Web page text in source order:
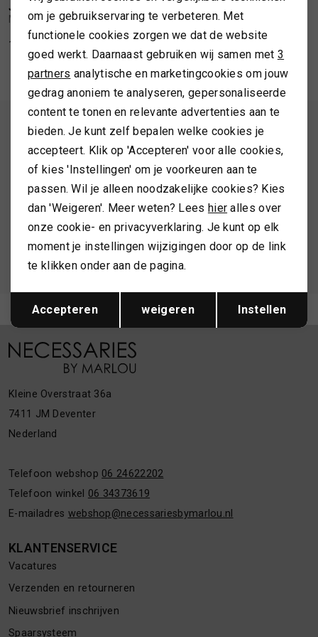
TASSEN
TOPS EN SHIRTS
TRUIEN
VESTEN
/2
JOHN HANLY
MERINO WOOL CASHMERE TROW (136x180)
169,99
1 /1
ALTIJD ALS EERSTE OP DE HOOGTE ZIJN?
Schrijf je in en ontvang 10% korting op je 1e bestelling
Hoe we met je data omgaan? Bekijk dit in onze
privacyverklaring.
Meld je aan voor de nieuwsbrief
Kleine Overstraat 36a
7411 JM Deventer
Nederland
Telefoon webshop 06 24622202
Telefoon winkel 06 34373619
E-mailadres webshop@necessariesbymarlou.nl
KLANTENSERVICE
Vacatures
Verzenden en retourneren
Nieuwsbrief inschrijven
Spaarsysteem
Analytische cookies
Marketing cookies
Terug Opslaan
om je gebruikservaring te verbeteren. Met
functionele cookies zorgen we dat de website
goed werkt. Daarnaast gebruiken wij samen met 3
partners analytische en marketingcookies om jouw
gedrag anoniem te analyseren, gepersonaliseerde
content te tonen en relevante advertenties aan te
bieden. Je kunt zelf bepalen welke cookies je
accepteert. Klik op 'Accepteren' voor alle cookies,
of kies 'Instellingen' om je voorkeuren aan te
passen. Wil je alleen noodzakelijke cookies? Kies
dan 'Weigeren'. Meer weten? Lees hier alles over
onze cookie- en privacyverklaring. Je kunt op elk
moment je instellingen wijzigingen door op de link
te klikken onder aan de pagina.
Accepteren weigeren Instellen